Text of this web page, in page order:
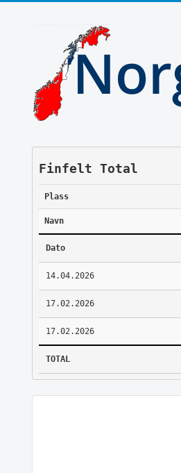
Finfelt Total
Plass
Navn
Dato
14.04.2026
17.02.2026
17.02.2026
TOTAL